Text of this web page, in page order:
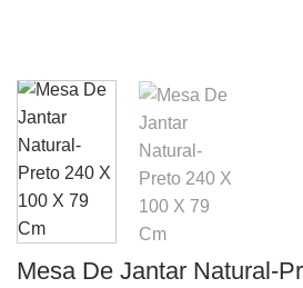
Mesa De Jantar Natural-